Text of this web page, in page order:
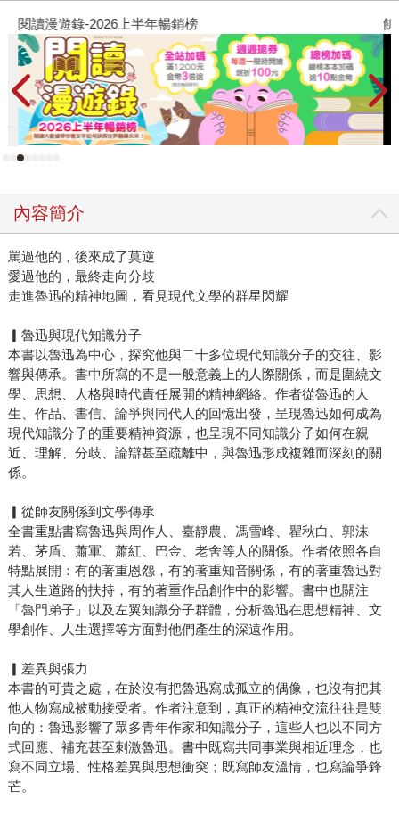
閱讀漫遊錄-2026上半年暢銷榜 飢
內容簡介
罵過他的，後來成了莫逆
愛過他的，最終走向分歧
走進魯迅的精神地圖，看見現代文學的群星閃耀
▎魯迅與現代知識分子
本書以魯迅為中心，探究他與二十多位現代知識分子的交往、影
響與傳承。書中所寫的不是一般意義上的人際關係，而是圍繞文
學、思想、人格與時代責任展開的精神網絡。作者從魯迅的人
生、作品、書信、論爭與同代人的回憶出發，呈現魯迅如何成為
現代知識分子的重要精神資源，也呈現不同知識分子如何在親
近、理解、分歧、論辯甚至疏離中，與魯迅形成複雜而深刻的關
係。
▎從師友關係到文學傳承
全書重點書寫魯迅與周作人、臺靜農、馮雪峰、瞿秋白、郭沫
若、茅盾、蕭軍、蕭紅、巴金、老舍等人的關係。作者依照各自
特點展開：有的著重恩怨，有的著重知音關係，有的著重魯迅對
其人生道路的扶持，有的著重作品創作中的影響。書中也關注
「魯門弟子」以及左翼知識分子群體，分析魯迅在思想精神、文
學創作、人生選擇等方面對他們產生的深遠作用。
▎差異與張力
本書的可貴之處，在於沒有把魯迅寫成孤立的偶像，也沒有把其
他人物寫成被動接受者。作者注意到，真正的精神交流往往是雙
向的：魯迅影響了眾多青年作家和知識分子，這些人也以不同方
式回應、補充甚至刺激魯迅。書中既寫共同事業與相近理念，也
寫不同立場、性格差異與思想衝突；既寫師友溫情，也寫論爭鋒
芒。